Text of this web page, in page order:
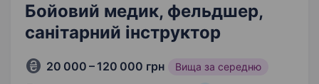
Бойовий медик, фельдшер,
санітарний інструктор
20 000 – 120 000 грн Вища за середню